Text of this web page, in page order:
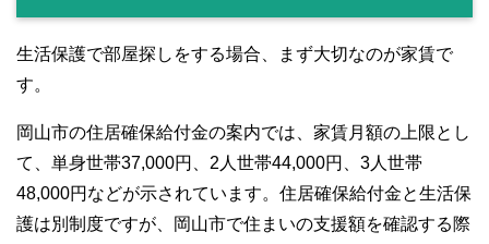
生活保護で部屋探しをする場合、まず大切なのが家賃で
す。
岡山市の住居確保給付金の案内では、家賃月額の上限とし
て、単身世帯37,000円、2人世帯44,000円、3人世帯
48,000円などが示されています。住居確保給付金と生活保
護は別制度ですが、岡山市で住まいの支援額を確認する際